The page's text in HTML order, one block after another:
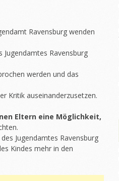
Ravensburg wenden
Ravensburg
werden und das
Kritik auseinanderzusetzen.
Eltern eine Möglichkeit,
Jugendamtes Ravensburg
Kindes mehr in den